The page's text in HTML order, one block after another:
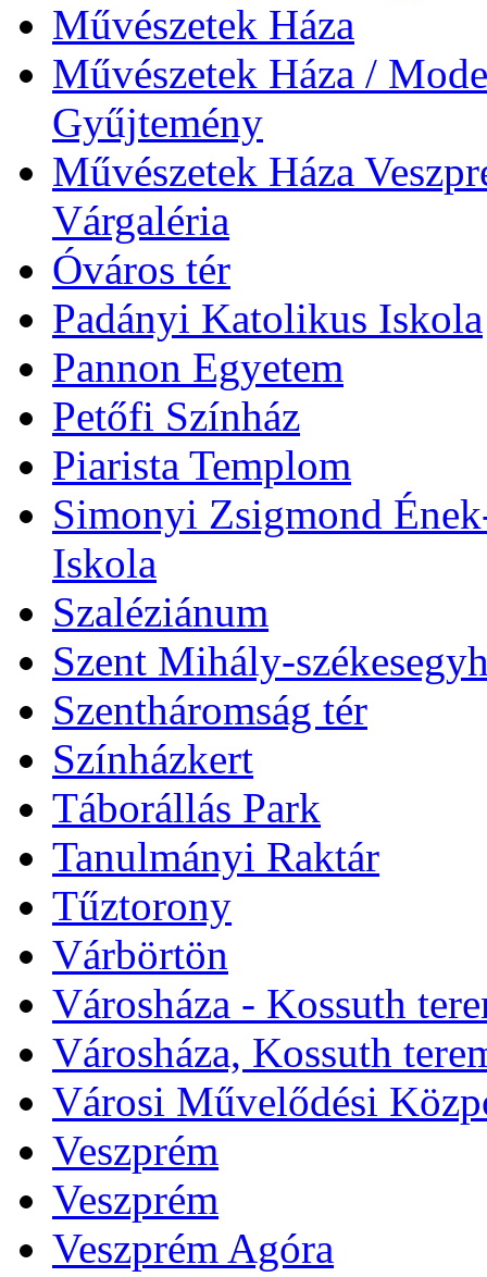
Művészetek Háza
Művészetek Háza /
Gyűjtemény
Művészetek Háza
Várgaléria
Óváros tér
Padányi Katolikus Iskola
Pannon Egyetem
Petőfi Színház
Piarista Templom
Simonyi Zsigmond
Iskola
Szaléziánum
Szent Mihály-
Szentháromság tér
Színházkert
Táborállás Park
Tanulmányi Raktár
Tűztorony
Várbörtön
Városháza - Kossuth
Városháza, Kossuth
Városi Művelődési
Veszprém
Veszprém
Veszprém Agóra